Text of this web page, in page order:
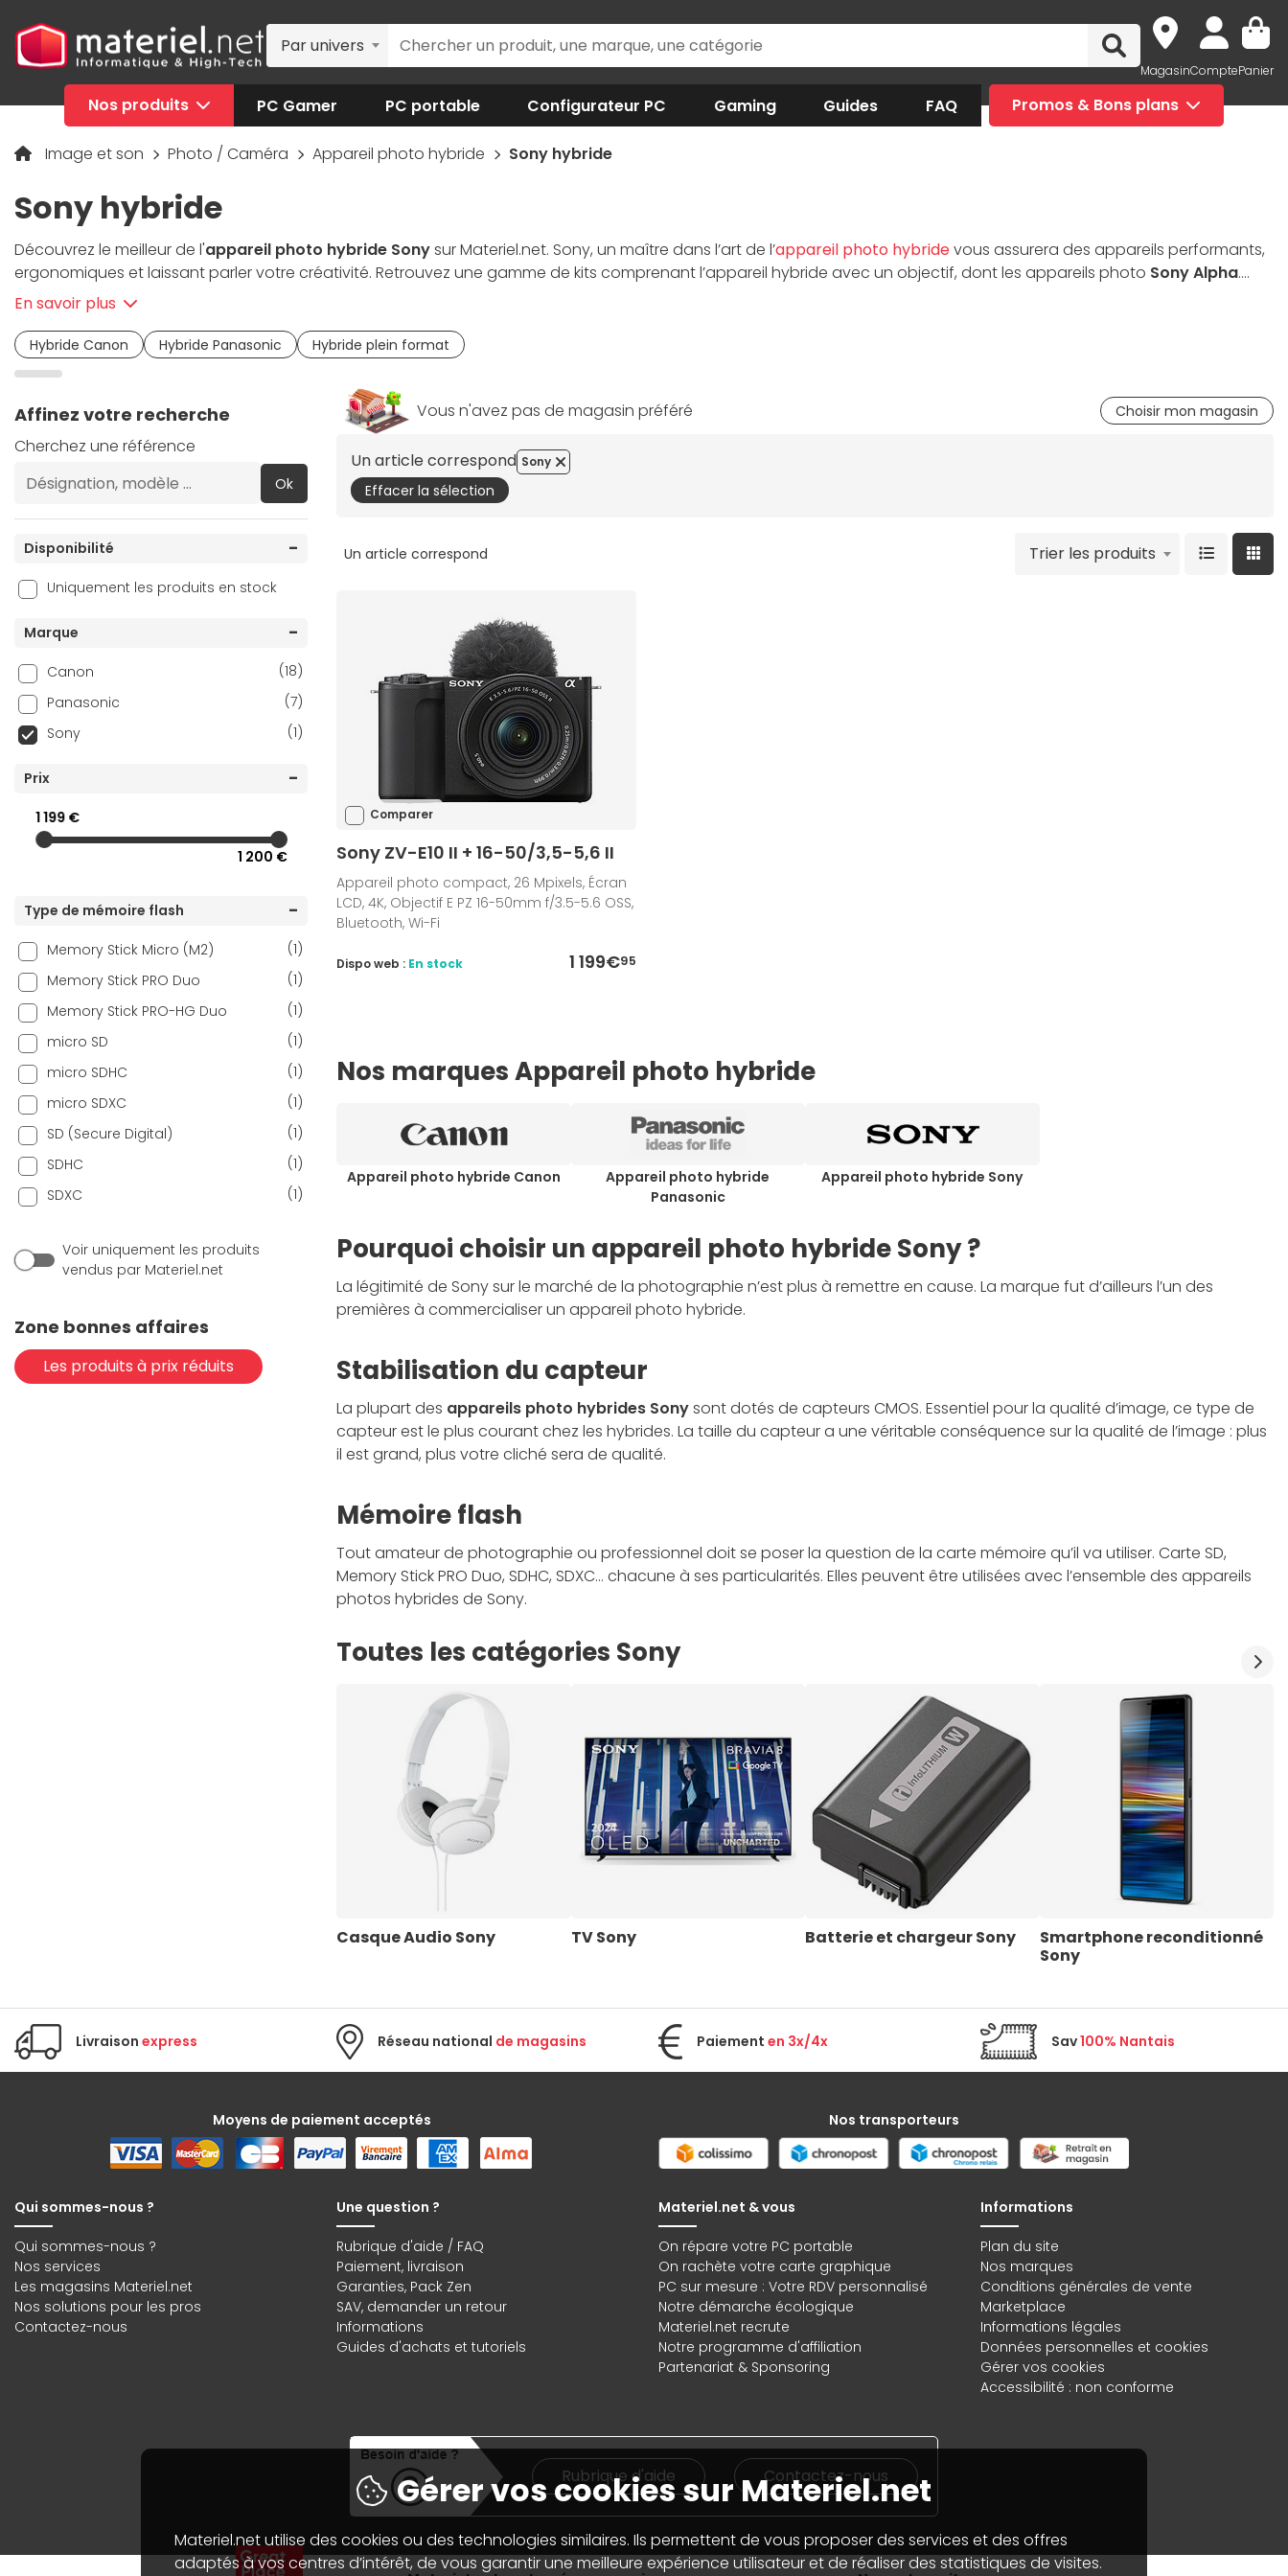
Par univers
MagasinComptePanier
Nos produits PC Gamer PC portable Configurateur PC Gaming Guides FAQ Promos & Bons plans
Image et son Photo / Caméra Appareil photo hybride Sony hybride
Sony hybride
Découvrez le meilleur de l'appareil photo hybride Sonysur Materiel.net. Sony, un maître dans l’art de l’appareil photo hybridevous assurera des appareils performants,
ergonomiques et laissant parler votre créativité. Retrouvez une gamme de kits comprenant l’appareil hybride avec un objectif, dont les appareils photo Sony Alpha.
Vous êtes à la recherche d’une belle image avec un
notre gamme qui répondra à vos besoins, avec de grands capteurs, des résolutions exceptionnelles ou la vidéo Full HD. Laissez-vous tenter par l’expérience
Sonyet capturez de somptueuses images.
En savoir plus
Hybride Canon Hybride Panasonic Hybride plein format
Affinez votre recherche
Cherchez une référence
Ok
Disponibilité
Uniquement les produits en stock
Marque
Canon
(18)
Panasonic
(7)
Sony
(1)
Prix
1 199 €
1 200 €
Type de mémoire flash
Memory Stick Micro (M2)
(1)
Memory Stick PRO Duo
(1)
Memory Stick PRO-HG Duo
(1)
micro SD
(1)
micro SDHC
(1)
micro SDXC
(1)
SD (Secure Digital)
(1)
SDHC
(1)
SDXC
(1)
Voir uniquement les produits
vendus par Materiel.net
Zone bonnes affaires
Les produits à prix réduits
Vous n'avez pas de magasin préféré Choisir mon magasin
Un article correspond
Effacer la sélection
Sony
Un article correspond Trier les produits
Comparer
Sony ZV-E10 II + 16-50/3,5-5,6 II
Appareil photo compact, 26 Mpixels, Écran
LCD, 4K, Objectif E PZ 16-50mm f/3.5-5.6 OSS,
Bluetooth, Wi-Fi
1 199€95
Dispo web : En stock
Nos marques Appareil photo hybride
Appareil photo hybride Canon
Appareil photo hybride
Panasonic
Appareil photo hybride Sony
Pourquoi choisir un appareil photo hybride Sony ?
La légitimité de Sony sur le marché de la photographie n’est plus à remettre en cause. La marque fut d’ailleurs l’un des
premières à commercialiser un appareil photo hybride.
Stabilisation du capteur
La plupart des appareils photo hybrides Sonysont dotés de capteurs CMOS. Essentiel pour la qualité d’image, ce type de
capteur est le plus courant chez les hybrides. La taille du capteur a une véritable conséquence sur la qualité de l’image : plus
il est grand, plus votre cliché sera de qualité.
Mémoire flash
Tout amateur de photographie ou professionnel doit se poser la question de la carte mémoire qu’il va utiliser. Carte SD,
Memory Stick PRO Duo, SDHC, SDXC… chacune à ses particularités. Elles peuvent être utilisées avec l’ensemble des appareils
photos hybrides de Sony.
Toutes les catégories Sony
Casque Audio Sony TV Sony Batterie et chargeur Sony
Smartphone reconditionné
Sony
Livraison express Réseau national de magasins Paiement en 3x/4x Sav100% Nantais
Moyens de paiement acceptés Nos transporteurs
Qui sommes-nous ?
Qui sommes-nous ?
Nos services
Les magasins Materiel.net
Nos solutions pour les pros
Contactez-nous
Une question ?
Rubrique d'aide / FAQ
Paiement, livraison
Garanties, Pack Zen
SAV, demander un retour
Informations
Guides d'achats et tutoriels
Materiel.net & vous
On répare votre PC portable
On rachète votre carte graphique
PC sur mesure : Votre RDV personnalisé
Notre démarche écologique
Materiel.net recrute
Notre programme d'affiliation
Partenariat & Sponsoring
Informations
Plan du site
Nos marques
Conditions générales de vente
Marketplace
Informations légales
Données personnelles et cookies
Gérer vos cookies
Accessibilité : non conforme
Rubrique d'aide Contactez-nous
Gérer vos cookies sur Materiel.net
Materiel.net utilise des cookies ou des technologies similaires. Ils permettent de vous proposer des services et des offres
adaptés à vos centres d’intérêt, de vous garantir une meilleure expérience utilisateur et de réaliser des statistiques de visites.